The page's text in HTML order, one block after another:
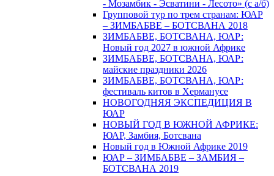
- Мозамбик - Эсватини - Лесото» (с а/б)
Групповой тур по трем странам: ЮАР
– ЗИМБАБВЕ – БОТСВАНА 2018
ЗИМБАБВЕ, БОТСВАНА, ЮАР:
Новый год 2027 в южной Африке
ЗИМБАБВЕ, БОТСВАНА, ЮАР:
майские праздники 2026
ЗИМБАБВЕ, БОТСВАНА, ЮАР:
фестиваль китов в Херманусе
НОВОГОДНЯЯ ЭКСПЕДИЦИЯ В
ЮАР
НОВЫЙ ГОД В ЮЖНОЙ АФРИКЕ:
ЮАР, Замбия, Ботсвана
Новый год в Южной Африке 2019
ЮАР – ЗИМБАБВЕ – ЗАМБИЯ –
БОТСВАНА 2019